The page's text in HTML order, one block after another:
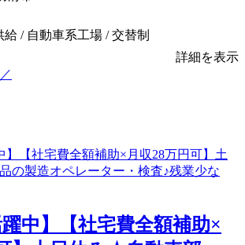
給 / 自動車系工場 / 交替制
詳細を表示
躍中】【社宅費全額補助×